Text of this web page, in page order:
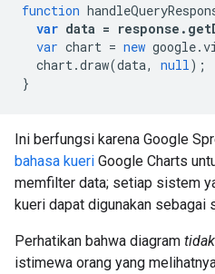
function
var data = response .
var chart = new google.
chart .draw(data, null );
}
Ini berfungsi karena Google
bahasa kueri Google Charts
memfilter data; setiap sistem
kueri dapat digunakan sebagai
Perhatikan bahwa diagram
istimewa orang yang